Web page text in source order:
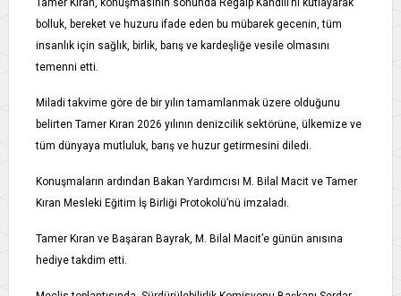
Tamer Kıran, konuşmasının sonunda Regaip Kandili’ni kutlayarak
bolluk, bereket ve huzuru ifade eden bu mübarek gecenin, tüm
insanlık için sağlık, birlik, barış ve kardeşliğe vesile olmasını
temenni etti.
Miladi takvime göre de bir yılın tamamlanmak üzere olduğunu
belirten Tamer Kıran 2026 yılının denizcilik sektörüne, ülkemize ve
tüm dünyaya mutluluk, barış ve huzur getirmesini diledi.
Konuşmaların ardından Bakan Yardımcısı M. Bilal Macit ve Tamer
Kıran Mesleki Eğitim İş Birliği Protokolü’nü imzaladı.
Tamer Kıran ve Başaran Bayrak, M. Bilal Macit’e günün anısına
hediye takdim etti.